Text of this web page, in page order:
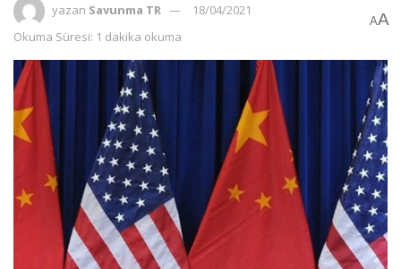
yazan Savunma TR
18/04/2021
Okuma Süresi: 1 dakika okuma
AA